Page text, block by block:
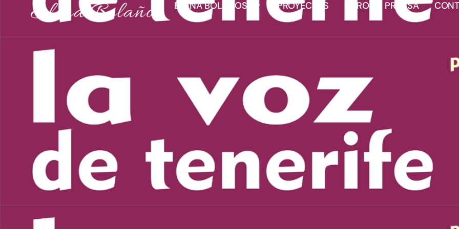
ELENA BOLAÑOS PROYECTOS LIBRO PRENSA